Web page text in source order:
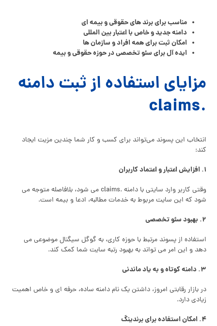
مناسب برای برند های حقوقی و بیمه‌ ای
دامنه جدید و خاص با اعتبار بین‌ المللی
امکان ثبت برای همه افراد و سازمان‌ ها
ایده‌ آل برای سئو تخصصی در حوزه حقوقی و بیمه
مزایای استفاده از ثبت دامنه
.claims
انتخاب این پسوند می‌تواند برای کسب‌ و کار شما چندین مزیت ایجاد
کند:
۱. افزایش اعتبار و اعتماد کاربران
وقتی کاربر وارد سایتی با دامنه .claims می‌ شود، بلافاصله متوجه می‌
شود که این سایت مربوط به خدمات مطالبه، ادعا و بیمه است.
۲. بهبود سئو تخصصی
استفاده از پسوند مرتبط با حوزه کاری، به گوگل سیگنال موضوعی می‌
دهد و این امر می‌ تواند به بهبود رتبه سایت شما کمک کند.
۳. دامنه کوتاه و به‌ یاد ماندنی
در بازار رقابتی امروز، داشتن یک نام دامنه ساده، حرفه‌ ای و خاص اهمیت
زیادی دارد.
۴. امکان استفاده برای برندینگ